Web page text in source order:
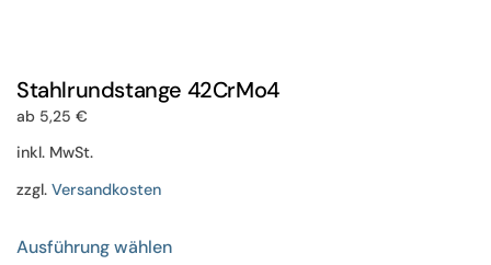
Stahlrundstange 42CrMo4
ab 5,25 €
inkl. MwSt.
zzgl. Versandkosten
Ausführung wählenProdukt